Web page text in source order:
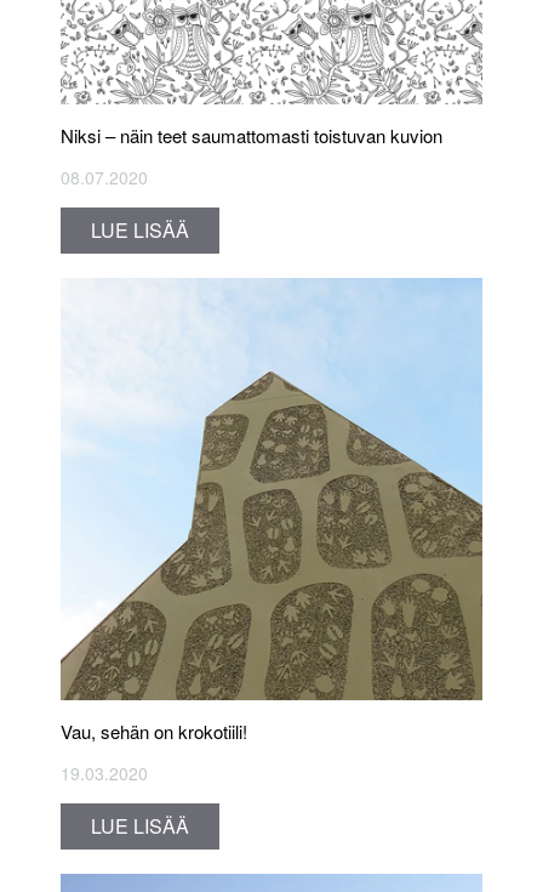
Nik­si – näin teet saumattomasti toistuvan kuvion
08.07.2020
LUE LISÄÄ
Vau, sehän on krokotiili!
19.03.2020
LUE LISÄÄ